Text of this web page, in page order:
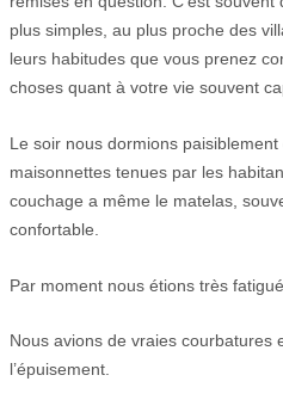
plus simples, au plus proche des
leurs habitudes que vous prenez
choses quant à votre vie souvent
Le soir nous dormions paisiblement
maisonnettes tenues par les
couchage a même le matelas,
confortable.
Par moment nous étions très
Nous avions de vraies courbatures
l’épuisement.